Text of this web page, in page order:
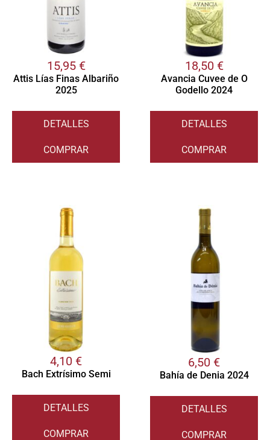
15,95 €
Attis Lías Finas Albariño
2025
DETALLES
COMPRAR
18,50 €
Avancia Cuvee de O
Godello 2024
DETALLES
COMPRAR
4,10 €
Bach Extrísimo Semi
DETALLES
COMPRAR
6,50 €
Bahía de Denia 2024
DETALLES
COMPRAR